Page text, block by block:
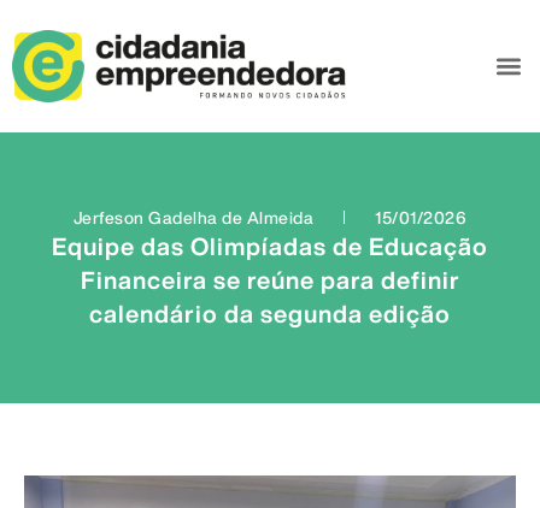
Jerfeson Gadelha de Almeida 15/01/2026
Equipe das Olimpíadas de Educação
Financeira se reúne para definir
calendário da segunda edição